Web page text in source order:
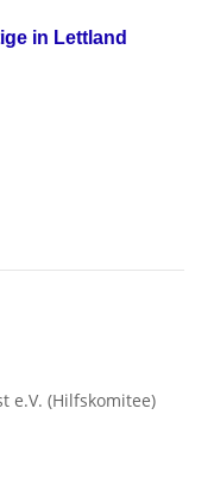
in Lettland
e.V. (Hilfskomitee)